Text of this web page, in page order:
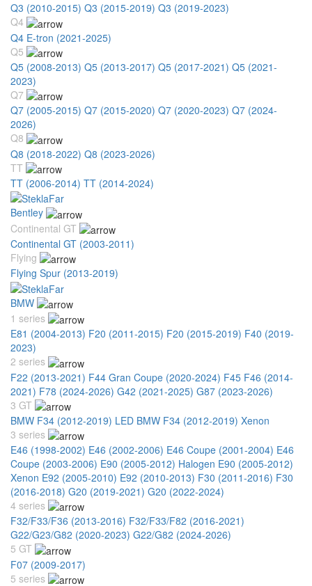
Q3 (2010-2015) Q3 (2015-2019) Q3 (2019-2023)
Q4
Q4 E-tron (2021-2025)
Q5
Q5 (2008-2013) Q5 (2013-2017) Q5 (2017-2021) Q5 (2021-
2023)
Q7
Q7 (2005-2015) Q7 (2015-2020) Q7 (2020-2023) Q7 (2024-
2026)
Q8
Q8 (2018-2022) Q8 (2023-2026)
TT
TT (2006-2014) TT (2014-2024)
Bentley
Continental GT
Continental GT (2003-2011)
Flying
Flying Spur (2013-2019)
BMW
1 series
E81 (2004-2013) F20 (2011-2015) F20 (2015-2019) F40 (2019-
2023)
2 series
F22 (2013-2021) F44 Gran Coupe (2020-2024) F45 F46 (2014-
2021) F78 (2024-2026) G42 (2021-2025) G87 (2023-2026)
3 GT
BMW F34 (2012-2019) LED BMW F34 (2012-2019) Xenon
3 series
E46 (1998-2002) E46 (2002-2006) E46 Coupe (2001-2004) E46
Coupe (2003-2006) E90 (2005-2012) Halogen E90 (2005-2012)
Xenon E92 (2005-2010) E92 (2010-2013) F30 (2011-2016) F30
(2016-2018) G20 (2019-2021) G20 (2022-2024)
4 series
F32/F33/F36 (2013-2016) F32/F33/F82 (2016-2021)
G22/G23/G82 (2020-2023) G22/G82 (2024-2026)
5 GT
F07 (2009-2017)
5 series